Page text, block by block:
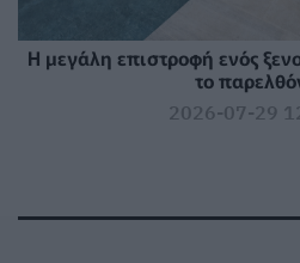
Η μεγάλη επιστροφή ενός
το
2026-07-29